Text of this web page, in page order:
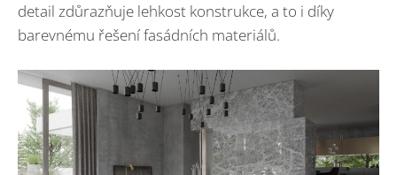
detail zdůrazňuje lehkost konstrukce, a to i díky
barevnému řešení fasádních materiálů.